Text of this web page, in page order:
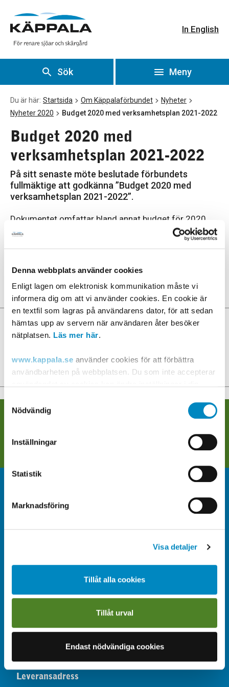
Denna webbplats använder cookies
Enligt lagen om elektronisk kommunikation måste vi
informera dig om att vi använder cookies. En cookie är
en textfil som lagras på användarens dator, för att sedan
hämtas upp av servern när användaren åter besöker
nätplatsen. Läs mer här.
www.kappala.se använder cookies för att förbättra
användbarheten på webbplatsen. Du som inte accepterar
länken" ovan.
Post- och telestyrelsen, som är tillsynsmyndighet på
området, lämnar ytterligare information om cookies på
Samtyckesval
Nödvändig
Inställningar
Statistik
Marknadsföring
Visa detaljer
Tillåt alla cookies
Tillåt urval
Endast nödvändiga cookies
In English
Sök Meny
Du är här: Startsida Om Käppalaförbundet
Nyheter
Nyheter 2020
Budget 2020 med verksamhetsplan 2021-2022
Budget 2020 med
verksamhetsplan 2021-2022
På sitt senaste möte beslutade förbundets
fullmäktige att godkänna ”Budget 2020 med
verksamhetsplan 2021-2022”.
Dokumentet omfattar bland annat budget för 2020,
omvärldsanalys, investeringsplaner samt strategier
Budget 2020 med verksamhetsplan 2021-2022
fil, öppnas i ny flik)
Dela sidan
Facebook
LinkedIn
08-766 67 00
kappala@kappala.se
Box 3095, 181 03 Lidingö
Besöksadress
Södra Kungsvägen 315, Lidingö
Leveransadress